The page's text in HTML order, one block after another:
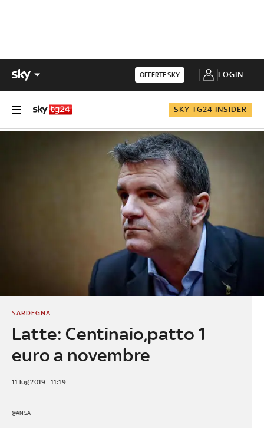
OFFERTE SKY LOGIN
SKY TG24 INSIDER
Latte: Centinaio,patto 1
euro a novembre
SARDEGNA
11 lug 2019 - 11:19
@ANSA